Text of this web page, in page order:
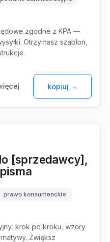
zgodne z KPA —
Otrzymasz szablon,
kopiuj →
[sprzedawcy],
prawo konsumenckie
krok po kroku, wzory
Zwiększ